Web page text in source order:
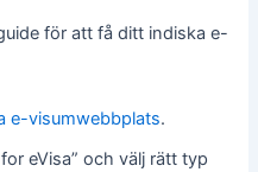
för att få ditt indiska e-
e-visumwebbplats.
eVisa” och välj rätt typ